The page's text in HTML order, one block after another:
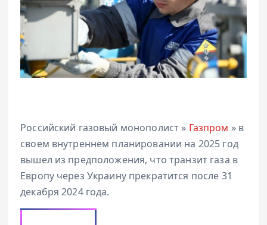
Российский газовый монополист » Газпром » в
своем внутреннем планировании на 2025 год
вышел из предположения, что транзит газа в
Европу через Украину прекратится после 31
декабря 2024 года.